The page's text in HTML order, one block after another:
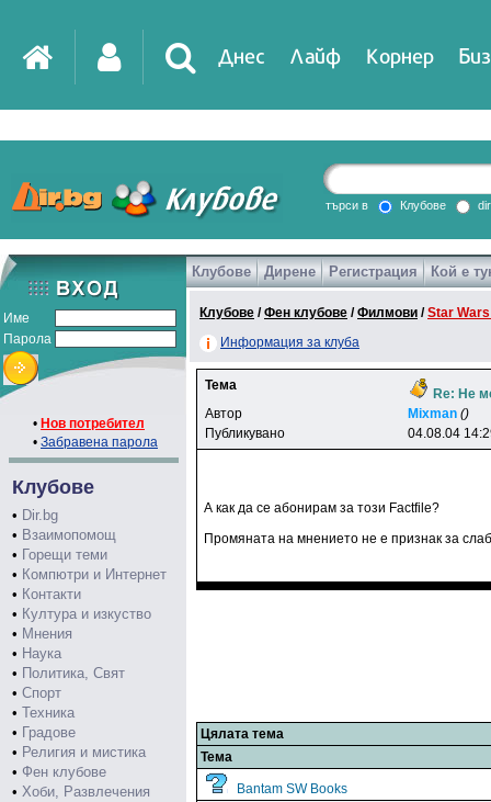
Днес Лайф Корнер
DirTV Impressio
Games
търси в Клубове
Име
Парола
• Нов потребител
• Забравена парола
Клубове
• Dir.bg
• Взаимопомощ
• Горещи теми
• Компютри и Интернет
• Контакти
• Култура и изкуство
• Мнения
• Наука
• Политика, Свят
• Спорт
• Техника
• Градове
• Религия и мистика
• Фен клубове
• Хоби, Развлечения
Клубове Дирене Регистрация Кой е
Клубове /Фен клубове /Филмови /Star
Информация за клуба
Тема
Re: Не
Автор
Mixman ()
Публикувано
04.08.04
А как да се абонирам за този Factfile?
Промяната на мнението не е признак за
Цялата тема
Тема
Bantam SW Books